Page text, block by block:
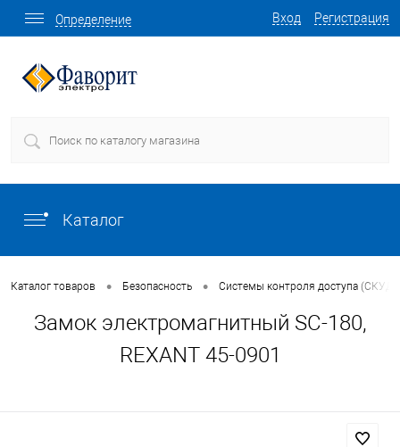
Вход Регистрация
Определение
Каталог
Каталог товаров • Безопасность • Системы контроля доступа (СКУД)
Замок электромагнитный SC-180,
REXANT 45-0901